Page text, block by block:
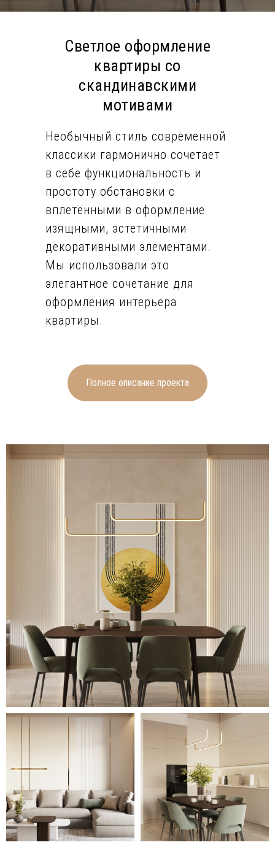
Светлое оформление
квартиры со
скандинавскими
мотивами
Необычный стиль современной
классики гармонично сочетает
в себе функциональность и
простоту обстановки с
вплетёнными в оформление
изящными, эстетичными
декоративными элементами.
Мы использовали это
элегантное сочетание для
оформления интерьера
квартиры.
оформлены в тёплом бело-
молочном цвете, гармонично
сочетающемся со светлым
ламината. Неброские
декором для такого
наполненного светом и
воздухом пространства.
Оформление ванной комнаты
выполнено в общем с
остальными помещениями
стиле.
Использование неярких
цветовых нюансов разбавляет
обстановку, создавая
оригинальные акценты. В
кухне-гостиной это цветные
диванные подушечки, мягкая
обивка обеденных стульев,
большая картина, в прихожей –
обивка банкетки, в спальнях –
текстиль. Также использованы
Полное описание проекта